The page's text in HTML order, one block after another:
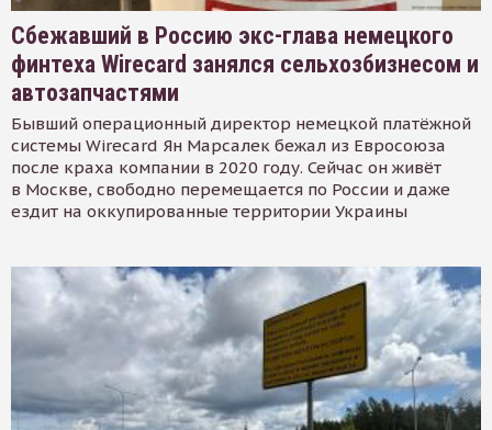
Сбежавший в Россию экс-глава немецкого
финтеха Wirecard занялся сельхозбизнесом и
автозапчастями
Бывший операционный директор немецкой платёжной
системы Wirecard Ян Марсалек бежал из Евросоюза
после краха компании в 2020 году. Сейчас он живёт
в Москве, свободно перемещается по России и даже
ездит на оккупированные территории Украины